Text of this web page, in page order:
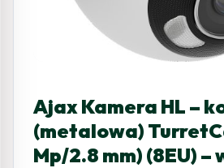
Ajax Kamera HL –
(metalowa)
Mp/2.8 mm) (8EU) –